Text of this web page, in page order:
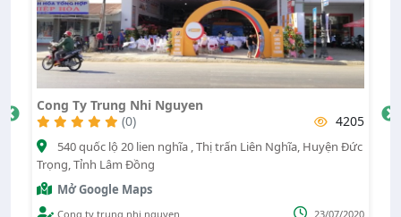
Nguyen
lien nghĩa , Thị trấn Liên Nghĩa, Huyện Đức
nguyen
(0)
Hùng vương, Thị trấn
Lê Minh Hữu